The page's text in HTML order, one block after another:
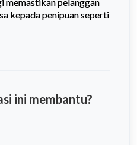
kepada penipuan seperti
ini membantu?